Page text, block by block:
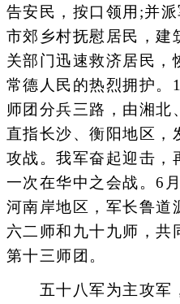
告安民，按口领用;并
市郊乡村抚慰居民，建
关部门迅速救济居民，
常德人民的热烈拥护。
师团分兵三路，由湘北
直指长沙、衡阳地区，
攻战。我军奋起迎击，
一次在华中之会战。6
河南岸地区，军长鲁道
六二师和九十九师，共
第十三师团。
五十八军为主攻军